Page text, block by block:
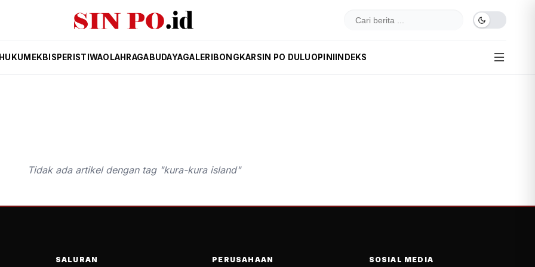
EKBIS PERISTIWAOLAHRAGA BUDAYAGALERI BONGKARSIN PO DULUOPINI INDEKS
Tidak ada artikel dengan tag "kura-kura island"
SALURAN PERUSAHAAN SOSIAL MEDIA